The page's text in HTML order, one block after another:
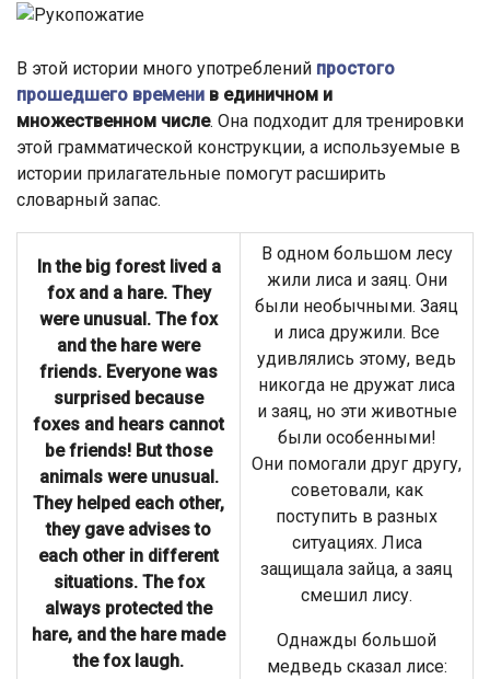
В этой истории много употреблений простого
прошедшего времени в единичном и
множественном числе. Она подходит для тренировки
этой грамматической конструкции, а используемые в
истории прилагательные помогут расширить
словарный запас.
In the big forest lived a
fox and a hare. They
were unusual. The fox
and the hare were
friends. Everyone was
surprised because
foxes and hears cannot
be friends! But those
animals were unusual.
They helped each other,
they gave advises to
each other in different
situations. The fox
always protected the
hare, and the hare made
the fox laugh.
В одном большом лесу
жили лиса и заяц. Они
были необычными. Заяц
и лиса дружили. Все
удивлялись этому, ведь
никогда не дружат лиса
и заяц, но эти животные
были особенными!
Они помогали друг другу,
советовали, как
поступить в разных
ситуациях. Лиса
защищала зайца, а заяц
смешил лису.
Однажды большой
медведь сказал лисе: